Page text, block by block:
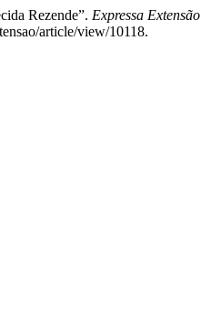
Rezende”. Expressa Extensão
article/view/10118.